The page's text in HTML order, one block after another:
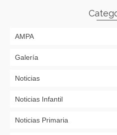
AMPA
Galería
Noticias
Noticias Infantil
Noticias Primaria